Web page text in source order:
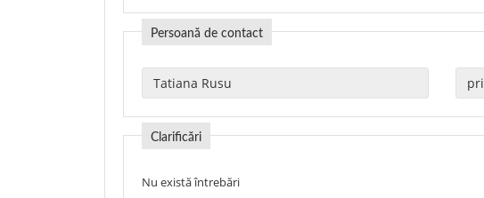
Persoană de contact
Clarificări
Nu există întrebări